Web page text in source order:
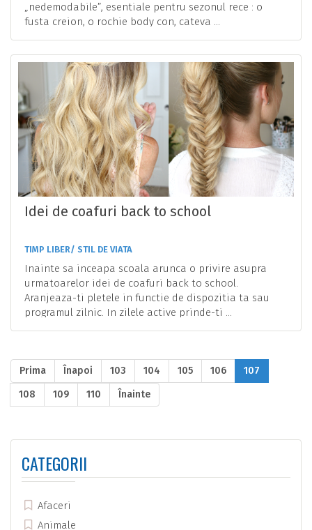
„nedemodabile”, esentiale pentru sezonul rece : o
fusta creion, o rochie body con, cateva ...
Idei de coafuri back to school
TIMP LIBER/ STIL DE VIATA
Inainte sa inceapa scoala arunca o privire asupra
urmatoarelor idei de coafuri back to school.
Aranjeaza-ti pletele in functie de dispozitia ta sau
programul zilnic. In zilele active prinde-ti ...
Prima Înapoi 103 104 105 106
107
108
109 110 Înainte
CATEGORII
Afaceri
Animale